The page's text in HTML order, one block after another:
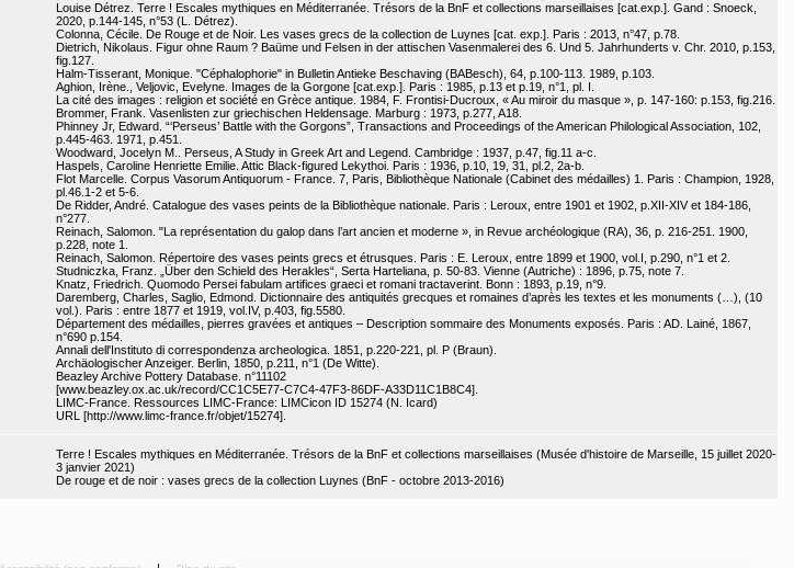
Louise Détrez. Terre ! Escales mythiques en Méditerranée. Trésors de la BnF et collections marseillaises [cat.exp.]. Gand : Snoeck,
2020, p.144-145, n°53 (L. Détrez).
Colonna, Cécile. De Rouge et de Noir. Les vases grecs de la collection de Luynes [cat. exp.]. Paris : 2013, n°47, p.78.
Dietrich, Nikolaus. Figur ohne Raum ? Baüme und Felsen in der attischen Vasenmalerei des 6. Und 5. Jahrhunderts v. Chr. 2010, p.153,
fig.127.
Halm-Tisserant, Monique. "Céphalophorie" in Bulletin Antieke Beschaving (BABesch), 64, p.100-113. 1989, p.103.
Aghion, Irène., Veljovic, Evelyne. Images de la Gorgone [cat.exp.]. Paris : 1985, p.13 et p.19, n°1, pl. I.
La cité des images : religion et société en Grèce antique. 1984, F. Frontisi-Ducroux, « Au miroir du masque », p. 147-160: p.153, fig.216.
Brommer, Frank. Vasenlisten zur griechischen Heldensage. Marburg : 1973, p.277, A18.
Phinney Jr, Edward. “‘Perseus’ Battle with the Gorgons”, Transactions and Proceedings of the American Philological Association, 102,
p.445-463. 1971, p.451.
Woodward, Jocelyn M.. Perseus, A Study in Greek Art and Legend. Cambridge : 1937, p.47, fig.11 a-c.
Haspels, Caroline Henriette Emilie. Attic Black-figured Lekythoi. Paris : 1936, p.10, 19, 31, pl.2, 2a-b.
Flot Marcelle. Corpus Vasorum Antiquorum - France. 7, Paris, Bibliothèque Nationale (Cabinet des médailles) 1. Paris : Champion, 1928,
pl.46.1-2 et 5-6.
De Ridder, André. Catalogue des vases peints de la Bibliothèque nationale. Paris : Leroux, entre 1901 et 1902, p.XII-XIV et 184-186,
n°277.
Reinach, Salomon. "La représentation du galop dans l’art ancien et moderne », in Revue archéologique (RA), 36, p. 216-251. 1900,
p.228, note 1.
Reinach, Salomon. Répertoire des vases peints grecs et étrusques. Paris : E. Leroux, entre 1899 et 1900, vol.I, p.290, n°1 et 2.
Studniczka, Franz. „Über den Schield des Herakles“, Serta Harteliana, p. 50-83. Vienne (Autriche) : 1896, p.75, note 7.
Knatz, Friedrich. Quomodo Persei fabulam artifices graeci et romani tractaverint. Bonn : 1893, p.19, n°9.
Daremberg, Charles, Saglio, Edmond. Dictionnaire des antiquités grecques et romaines d’après les textes et les monuments (…), (10
vol.). Paris : entre 1877 et 1919, vol.IV, p.403, fig.5580.
Département des médailles, pierres gravées et antiques – Description sommaire des Monuments exposés. Paris : AD. Lainé, 1867,
n°690 p.154.
Annali dell'Instituto di correspondenza archeologica. 1851, p.220-221, pl. P (Braun).
Archäologischer Anzeiger. Berlin, 1850, p.211, n°1 (De Witte).
Beazley Archive Pottery Database. n°11102
[www.beazley.ox.ac.uk/record/CC1C5E77-C7C4-47F3-86DF-A33D11C1B8C4].
LIMC-France. Ressources LIMC-France: LIMCicon ID 15274 (N. Icard)
URL [http://www.limc-france.fr/objet/15274].
Terre ! Escales mythiques en Méditerranée. Trésors de la BnF et collections marseillaises (Musée d'histoire de Marseille, 15 juillet 2020-
3 janvier 2021)
De rouge et de noir : vases grecs de la collection Luynes (BnF - octobre 2013-2016)